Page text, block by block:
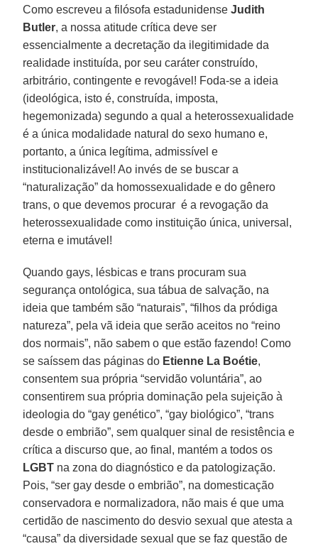
Como escreveu a filósofa estadunidenseJudith
Butler, a nossa atitude crítica deve ser
essencialmente a decretação da ilegitimidade da
realidade instituída, por seu caráter construído,
arbitrário, contingente e revogável! Foda-se a ideia
(ideológica, isto é, construída, imposta,
hegemonizada) segundo a qual a heterossexualidade
é a única modalidade natural do sexo humano e,
portanto, a única legítima, admissível e
institucionalizável! Ao invés de se buscar a
“naturalização” da homossexualidade e do gênero
trans, o que devemos procurar é a revogação da
heterossexualidade como instituição única, universal,
eterna e imutável!
Quando gays, lésbicas e trans procuram sua
segurança ontológica, sua tábua de salvação, na
ideia que também são “naturais”, “filhos da pródiga
natureza”, pela vã ideia que serão aceitos no “reino
dos normais”, não sabem o que estão fazendo! Como
se saíssem das páginas do Etienne La Boétie,
consentem sua própria “servidão voluntária”, ao
consentirem sua própria dominação pela sujeição à
ideologia do “gay genético”, “gay biológico”, “trans
desde o embrião”, sem qualquer sinal de resistência e
crítica a discurso que, ao final, mantém a todos os
LGBT na zona do diagnóstico e da patologização.
Pois, “ser gay desde o embrião”, na domesticação
conservadora e normalizadora, não mais é que uma
certidão de nascimento do desvio sexual que atesta a
“causa” da diversidade sexual que se faz questão de